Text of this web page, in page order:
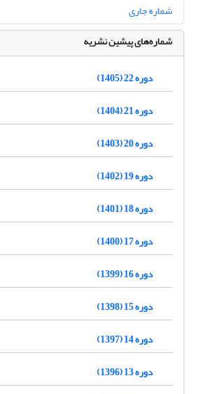
شماره جاری
شماره‌های پیشین نشریه
دوره 22 (1405)
دوره 21 (1404)
دوره 20 (1403)
دوره 19 (1402)
دوره 18 (1401)
دوره 17 (1400)
دوره 16 (1399)
دوره 15 (1398)
دوره 14 (1397)
دوره 13 (1396)